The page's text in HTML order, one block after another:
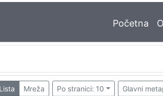
Početna
Lista Mreža Po stranici: 10 Glavni